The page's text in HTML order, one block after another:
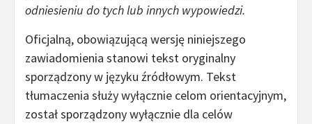
odniesieniu do tych lub innych wypowiedzi.
Oficjalną, obowiązującą wersję niniejszego
zawiadomienia stanowi tekst oryginalny
sporządzony w języku źródłowym. Tekst
tłumaczenia służy wyłącznie celom orientacyjnym,
został sporządzony wyłącznie dla celów